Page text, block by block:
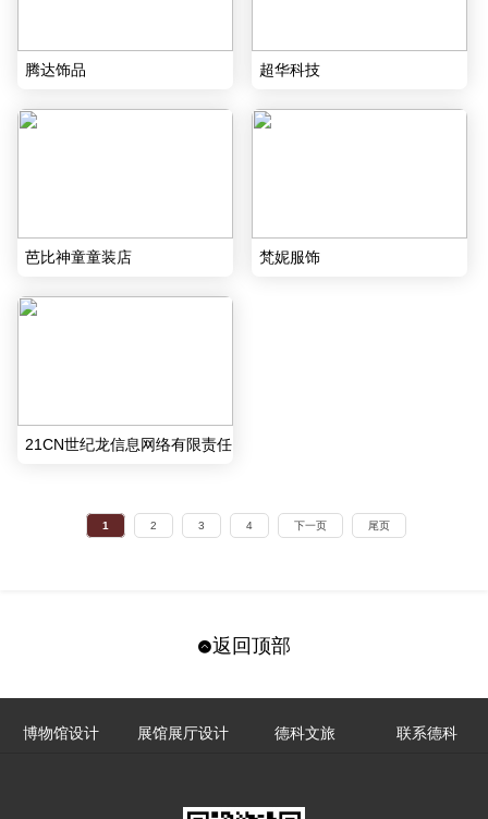
腾达饰品 超华科技
芭比神童童装店 梵妮服饰
21CN世纪龙信息网络有限责任
1 2 3 4 下一页 尾页
返回顶部
博物馆设计 展馆展厅设计 德科文旅 联系德科